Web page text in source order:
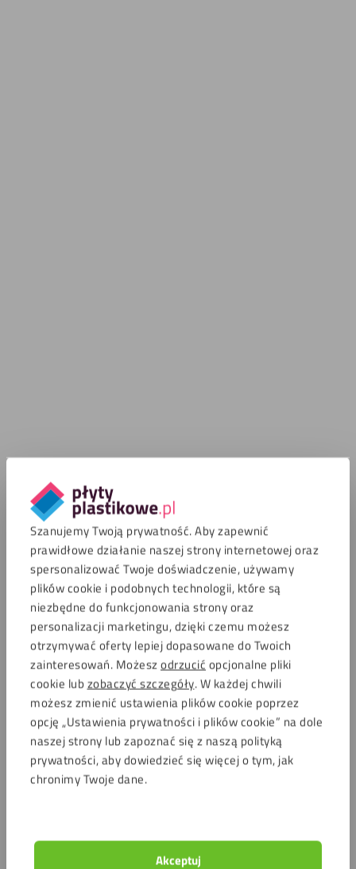
Szanujemy Twoją prywatność. Aby zapewnić
prawidłowe działanie naszej strony internetowej oraz
spersonalizować Twoje doświadczenie, używamy
plików cookie i podobnych technologii, które są
niezbędne do funkcjonowania strony oraz
personalizacji marketingu, dzięki czemu możesz
otrzymywać oferty lepiej dopasowane do Twoich
zainteresowań. Możesz odrzucić opcjonalne pliki
cookie lub zobaczyć szczegóły. W każdej chwili
możesz zmienić ustawienia plików cookie poprzez
opcję „Ustawienia prywatności i plików cookie” na dole
naszej strony lub zapoznać się z naszą polityką
prywatności, aby dowiedzieć się więcej o tym, jak
chronimy Twoje dane.
Akceptuj